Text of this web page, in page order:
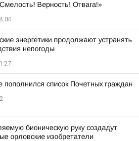
Верность! Отвага!»
энергетики продолжают устранять
непогоды
пополнился список Почетных граждан
бионическую руку создадут
орловские изобретатели